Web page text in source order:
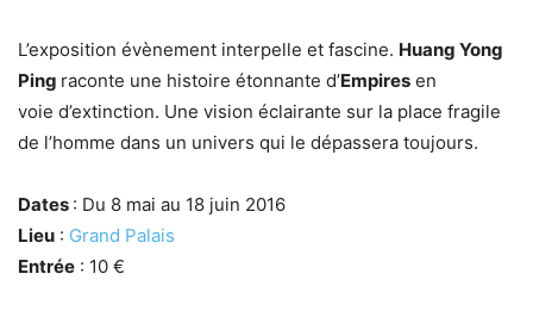
L’exposition évènement interpelle et fascine. Huang Yong
Ping raconte une histoire étonnante d’Empires en
voie d’extinction. Une vision éclairante sur la place fragile
de l’homme dans un univers qui le dépassera toujours.
Dates : Du 8 mai au 18 juin 2016
Lieu : Grand Palais
Entrée : 10 €